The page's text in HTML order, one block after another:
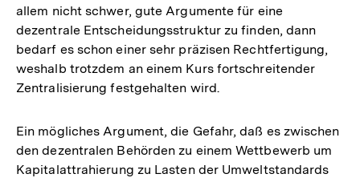
Auflösung
der
Fußnote
allem nicht schwer, gute Argumente für eine
dezentrale Entscheidungsstruktur zu finden, dann
bedarf es schon einer sehr präzisen Rechtfertigung,
weshalb trotzdem an einem Kurs fortschreitender
Zentralisierung festgehalten wird.
Ein mögliches Argument, die Gefahr, daß es zwischen
den dezentralen Behörden zu einem Wettbewerb um
Kapitalattrahierung zu Lasten der Umweltstandards